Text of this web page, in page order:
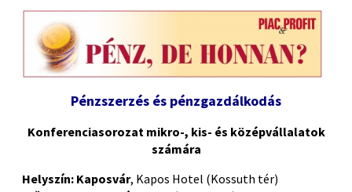
Pénzszerzés és pénzgazdálkodás
Konferenciasorozat mikro-, kis- és középvállalatok
számára
Helyszín: Kaposvár, Kapos Hotel (Kossuth tér)